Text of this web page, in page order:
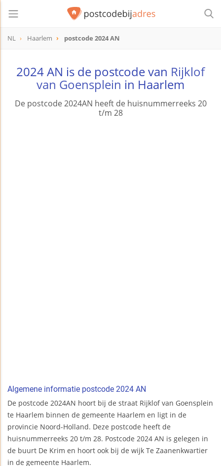
NL Haarlem postcode 2024 AN
2024 AN is de postcode van Rijklof
van Goensplein in Haarlem
De postcode 2024AN heeft de huisnummerreeks 20
t/m 28
Algemene informatie postcode 2024 AN
De postcode 2024AN hoort bij de straat Rijklof van Goensplein
te Haarlem binnen de gemeente Haarlem en ligt in de
provincie Noord-Holland. Deze postcode heeft de
huisnummerreeks 20 t/m 28. Postcode 2024 AN is gelegen in
de buurt De Krim en hoort ook bij de wijk Te Zaanenkwartier
in de gemeente Haarlem.